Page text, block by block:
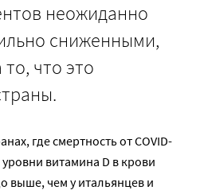
неожиданно
сниженными,
что это
где смертность от COVID-
витамина D в крови
выше, чем у итальянцев и